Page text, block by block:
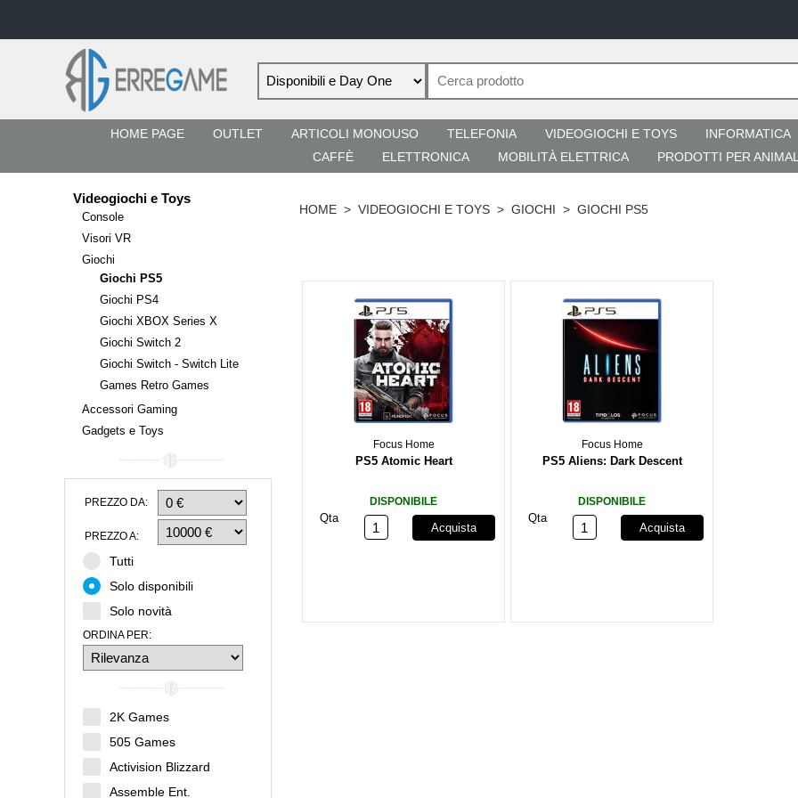
HOME PAGE OUTLET ARTICOLI MONOUSO TELEFONIA VIDEOGIOCHI E TOYS
INFORMATICA
CAFFÈ
ELETTRONICA MOBILITÀ ELETTRICA PRODOTTI PER
Videogiochi e Toys
Console
Visori VR
Giochi
Giochi PS5
Giochi PS4
Giochi XBOX Series X
Giochi Switch 2
Giochi Switch - Switch Lite
Games Retro Games
Accessori Gaming
Gadgets e Toys
PREZZO DA:
PREZZO A:
Tutti
Solo disponibili
Solo novità
ORDINA PER:
2K Games
505 Games
Activision Blizzard
Assemble Ent.
HOME > VIDEOGIOCHI E TOYS > GIOCHI > GIOCHI PS5
Focus Home
PS5 Atomic Heart
DISPONIBILE
Qta
Acquista
Focus Home
PS5 Aliens: Dark Descent
DISPONIBILE
Qta
Acquista